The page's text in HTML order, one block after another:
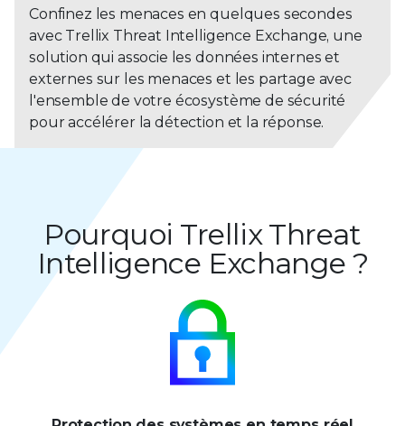
Confinez les menaces en quelques secondes
avec Trellix Threat Intelligence Exchange, une
solution qui associe les données internes et
externes sur les menaces et les partage avec
l'ensemble de votre écosystème de sécurité
pour accélérer la détection et la réponse.
Pourquoi Trellix Threat
Intelligence Exchange ?